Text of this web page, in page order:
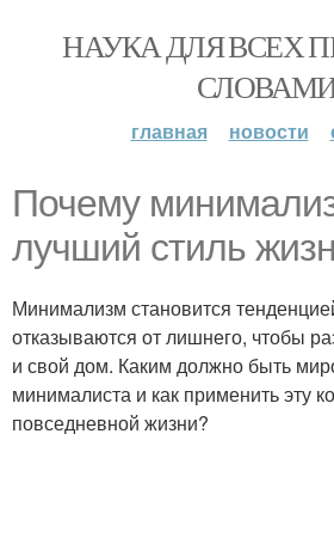
НАУКА ДЛЯ ВСЕХ
главная новости
Почему
лучший стиль
Минимализм становится
отказываются от лишнего, чтобы
и свой дом. Каким должно быть
минималиста и как применить эту
повседневной жизни?